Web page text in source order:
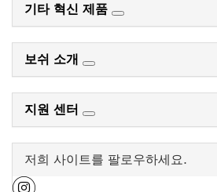
기타 혁신 제품
보쉬 소개
지원 센터
저희 사이트를 팔로우하세요.